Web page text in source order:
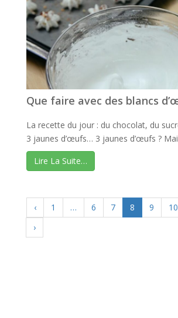
Que faire avec des blancs
La recette du jour : du chocolat, du
3 jaunes d’œufs… 3 jaunes d’œufs ?
Lire La Suite…
‹ 1 … 6 7 8 9 10
›